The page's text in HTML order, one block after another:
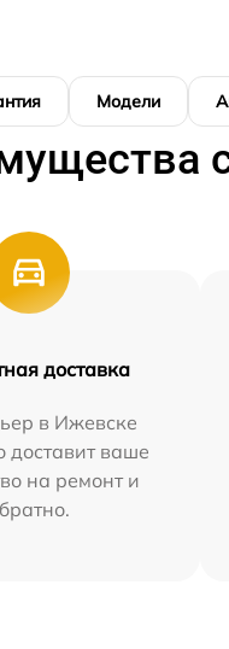
Модели
доставка
в Ижевске
доставит ваше
на ремонт и